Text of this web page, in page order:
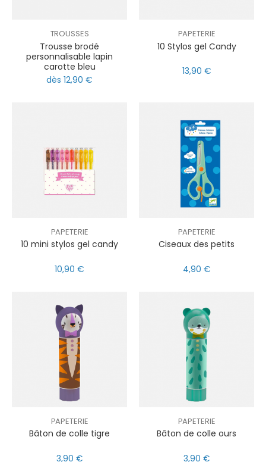
TROUSSES
Trousse brodé
personnalisable lapin
carotte bleu
dès 12,90 €
PAPETERIE
10 Stylos gel Candy
13,90 €
PAPETERIE
10 mini stylos gel candy
10,90 €
PAPETERIE
Ciseaux des petits
4,90 €
PAPETERIE
Bâton de colle tigre
3,90 €
PAPETERIE
Bâton de colle ours
3,90 €